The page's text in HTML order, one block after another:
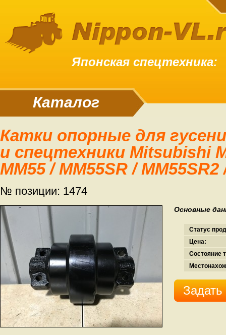
Японская спецтехника:
Каталог
Катки опорные для гусениц экскаваторов
и спецтехники Mitsubishi
MM55 / MM55SR / MM55SR2
№ позиции: 1474
Основные
Статус
Цена:
Состояние
Задать